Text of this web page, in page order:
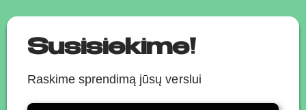
Susisiekime!
Raskime sprendimą jūsų verslui